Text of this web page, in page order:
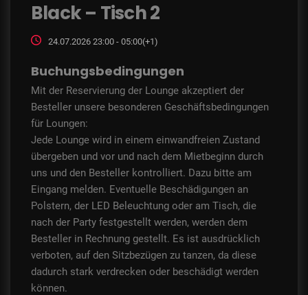
Black – Tisch 2
24.07.2026 23:00 - 05:00(+1)
Buchungsbedingungen
Mit der Reservierung der Lounge akzeptiert der
Besteller unsere besonderen Geschäftsbedingungen
für Loungen:
Jede Lounge wird in einem einwandfreien Zustand
übergeben und vor und nach dem Mietbeginn durch
uns und den Besteller kontrolliert. Dazu bitte am
Eingang melden. Eventuelle Beschädigungen an
Polstern, der LED Beleuchtung oder am Tisch, die
nach der Party festgestellt werden, werden dem
Besteller in Rechnung gestellt. Es ist ausdrücklich
verboten, auf den Sitzbezügen zu tanzen, da diese
dadurch stark verdrecken oder beschädigt werden
können.